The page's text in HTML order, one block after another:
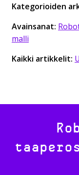
Kategorioiden
Avainsanat:
malli
Kaikki artikkelit: